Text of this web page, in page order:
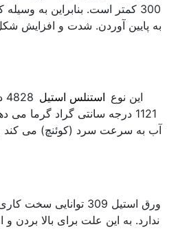
300 کمتر است. بنابراین به
به پایین آوردن. شدت و افزایش
این نوع استنلس استیل
1121 درجه سانتی گراد گرما می
آب به سرعت سرد (کوئنچ) می کند و
ورق استیل 309
ندارد. به این علت برای بالا بردن